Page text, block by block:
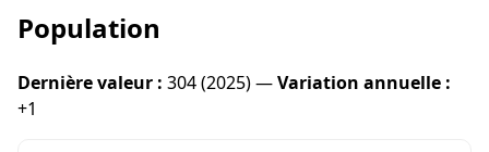
Population
Dernière valeur : 304 (2025) —Variation annuelle :
+1